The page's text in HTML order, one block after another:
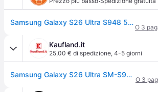
Samsung Galaxy S26 Ultra S948 5G 512GB 12GB RAM Dual Sim Pink Gold Europa
O 3
Kaufland.it
25,00 € di spedizione, 4-5 giorni
Samsung Galaxy S26 Ultra SM-S948B/DS, 17,5 cm (6,9"), 12 GB, 512 GB, 200 MP, Android 16.0, Oro rosa
O 3